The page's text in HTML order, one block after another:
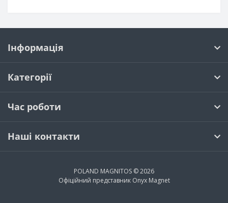
Інформація
Категорії
Час роботи
Наші контакти
POLAND MAGNITOS © 2026
Офіційний представник Onyx Magnet